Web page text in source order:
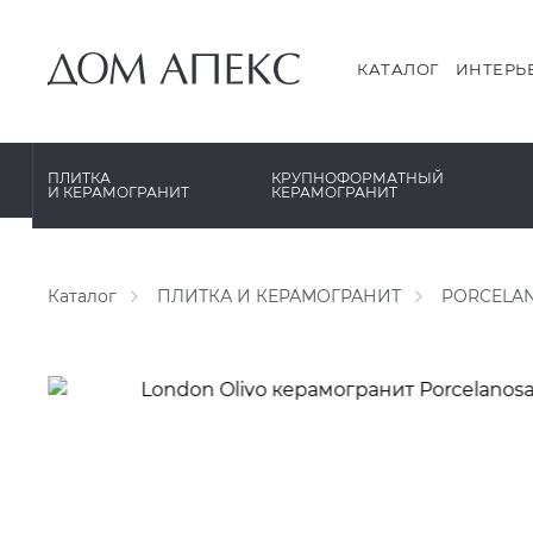
КАТАЛОГ
ПЛИТКА
И КЕРАМОГРАНИТ
PORCELANOSA
УРАЛЬСКИЙ ГРАНИТ
КРУПНОФОРМАТНЫЙ
КЕРАМОГРАНИТ
XXL Pamesa
Каталог ПЛИТКА И КЕРАМОГРАНИТ